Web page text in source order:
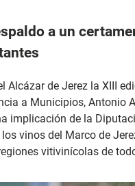
a un
Alcázar de Jerez la XIII
a Municipios, Antonio
implicación de la
vinos del Marco de
vitivinícolas de